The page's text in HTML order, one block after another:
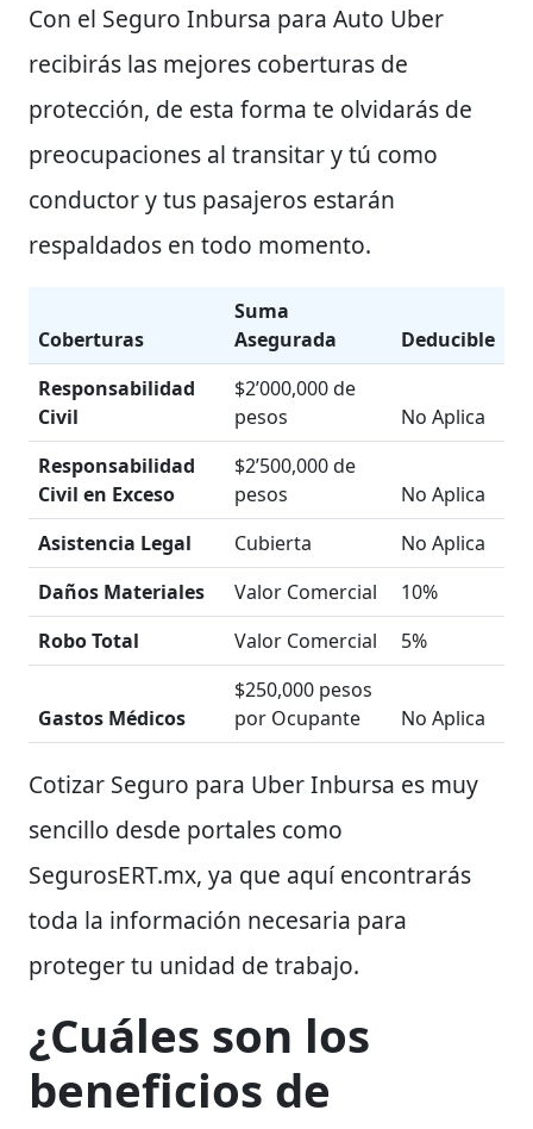
Con el Seguro Inbursa para Auto Uber
recibirás las mejores coberturas de
protección, de esta forma te olvidarás de
preocupaciones al transitar y tú como
conductor y tus pasajeros estarán
respaldados en todo momento.
Coberturas
Suma
Asegurada
Deducible
Responsabilidad
Civil
$2’000,000 de
pesos
No Aplica
Responsabilidad
Civil en Exceso
$2’500,000 de
pesos
No Aplica
Asistencia Legal
Cubierta
No Aplica
Daños Materiales
Valor Comercial
10%
Robo Total
Valor Comercial 5%
Gastos Médicos
$250,000 pesos
por Ocupante
No Aplica
Cotizar Seguro para Uber Inbursa es muy
sencillo desde portales como
SegurosERT.mx, ya que aquí encontrarás
toda la información necesaria para
proteger tu unidad de trabajo.
¿Cuáles son los
beneficios de